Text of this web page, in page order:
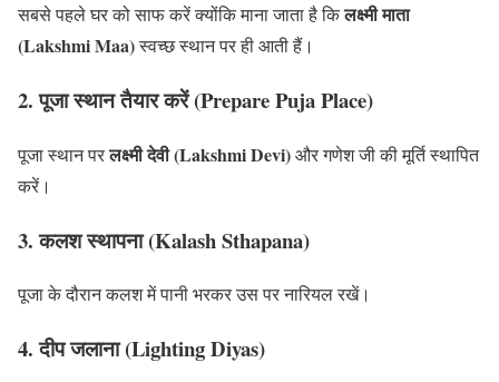
सबसे पहले घर को साफ करें क्योंकि माना जाता है किलक्ष्मी माता
(Lakshmi Maa)स्वच्छ स्थान पर ही आती हैं।
2. पूजा स्थान तैयार करें (Prepare Puja Place)
पूजा स्थान परलक्ष्मी देवी (Lakshmi Devi)और गणेश जी की मूर्ति स्थापित
करें।
3. कलश स्थापना (Kalash Sthapana)
पूजा के दौरान कलश में पानी भरकर उस पर नारियल रखें।
4. दीप जलाना (Lighting Diyas)